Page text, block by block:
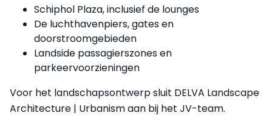
Schiphol Plaza, inclusief de lounges
De luchthavenpiers, gates en
doorstroomgebieden
Landside passagierszones en
parkeervoorzieningen
Voor het landschapsontwerp sluit DELVA Landscape
Architecture | Urbanism aan bij het JV-team.